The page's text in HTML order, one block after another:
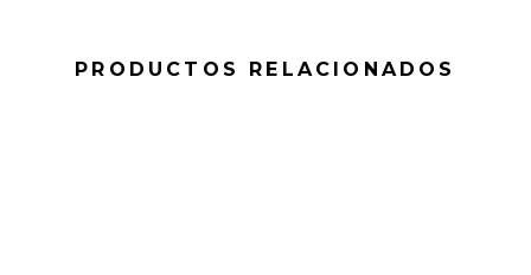
PRODUCTOS RELACIONADOS